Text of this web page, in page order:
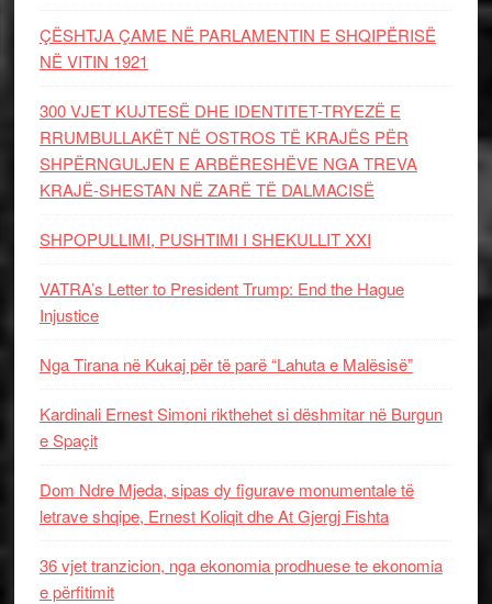
ÇËSHTJA ÇAME NË PARLAMENTIN E SHQIPËRISË
NË VITIN 1921
300 VJET KUJTESË DHE IDENTITET-TRYEZË E
RRUMBULLAKËT NË OSTROS TË KRAJËS PËR
SHPËRNGULJEN E ARBËRESHËVE NGA TREVA
KRAJË-SHESTAN NË ZARË TË DALMACISË
SHPOPULLIMI, PUSHTIMI I SHEKULLIT XXI
VATRA’s Letter to President Trump: End the Hague
Injustice
Nga Tirana në Kukaj për të parë “Lahuta e Malësisë”
Kardinali Ernest Simoni rikthehet si dëshmitar në Burgun
e Spaçit
Dom Ndre Mjeda, sipas dy figurave monumentale të
letrave shqipe, Ernest Koliqit dhe At Gjergj Fishta
36 vjet tranzicion, nga ekonomia prodhuese te ekonomia
e përfitimit